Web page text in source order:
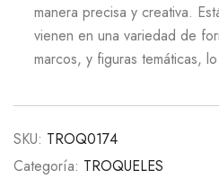
manera precisa y creativa.
vienen en una variedad de
marcos, y figuras temáticas,
SKU: TROQ0174
Categoría: TROQUELES